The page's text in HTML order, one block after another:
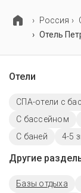
Россия
Отель
Отели
СПА-отели с
C бассейном
С баней
4-5
Другие
Базы отдыха